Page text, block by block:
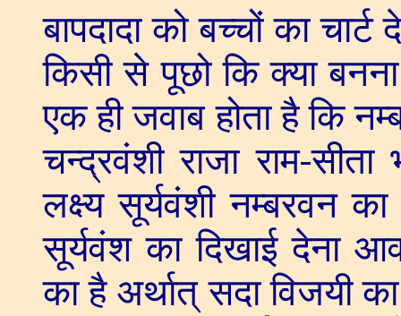
बापदादा को बच्चों का
किसी से पूछो कि क्या
एक ही जवाब होता है कि
चन्द्रवंशी राजा राम-
लक्ष्य सूर्यवंशी नम्बरवन
सूर्यवंश का दिखाई देना
का है अर्थात् सदा विजयी